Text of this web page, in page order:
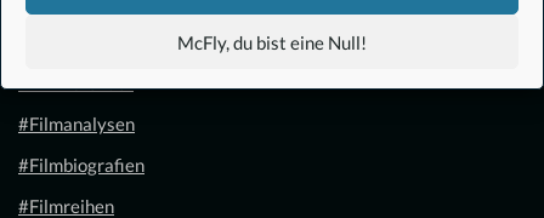
McFly, du bist eine Null!
#Filmanalysen
#Filmbiografien
#Filmreihen